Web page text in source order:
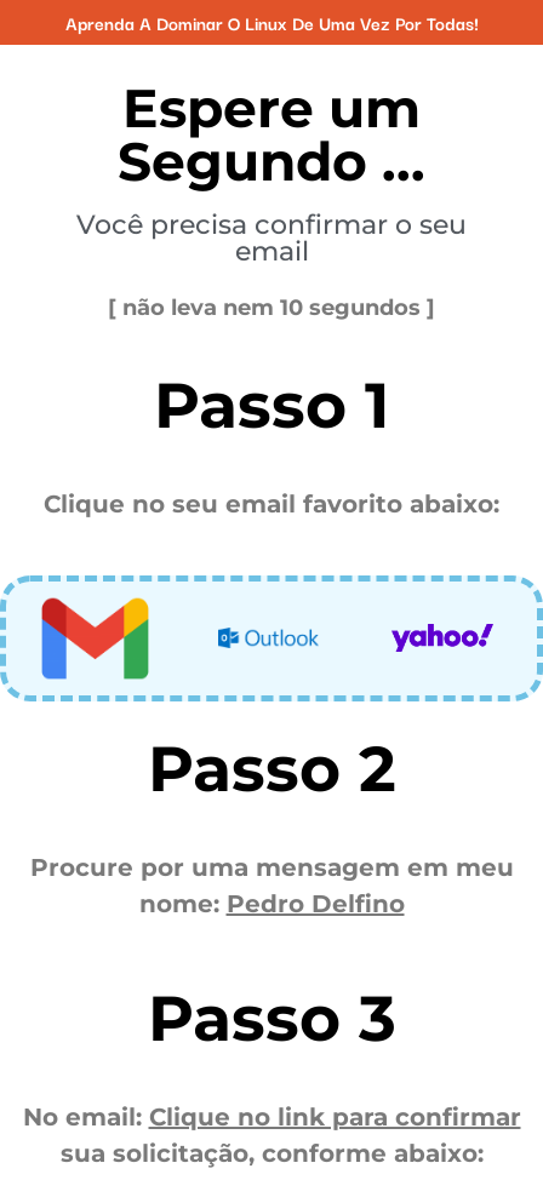
Aprenda A Dominar O Linux De Uma Vez Por Todas!
Espere um
Segundo ...
Você precisa confirmar o seu
email
[ não leva nem 10 segundos ]
Passo 1
Clique no seu email favorito abaixo:
Passo 2
Procure por uma mensagem em meu
nome: Pedro Delfino
Passo 3
No email: Clique no link para confirmar
sua solicitação, conforme abaixo: